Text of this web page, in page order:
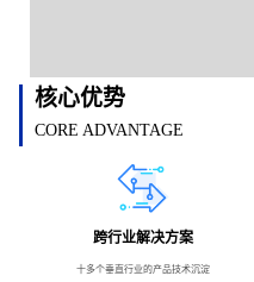
核心优势
CORE ADVANTAGE
跨行业解决方案
十多个垂直行业的产品技术沉淀